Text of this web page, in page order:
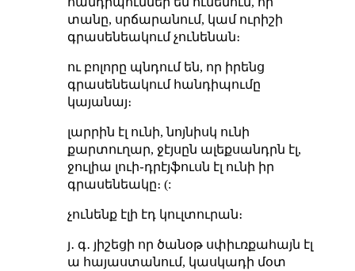
տանը, սրճարանում, կամ ուրիշի
գրասենեակում չունենան։
ու բոլորը պնդում են, որ իրենց
գրասենեակում հանդիպումը
կայանայ։
լարրին էլ ունի, նոյնիսկ ունի
քարտուղար, ջէյսըն ալեքսանդրն էլ,
ջուլիա լուի֊դրէյֆուսն էլ ունի իր
գրասենեակը։ (:
չունենք էլի էդ կուլտուրան։
յ․ գ․ յիշեցի որ ծանօթ սփիւռքահայն էլ
ա հայաստանում, կասկադի մօտ